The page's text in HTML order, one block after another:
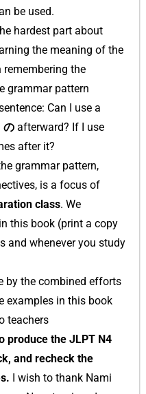
be used.
hardest part about
the meaning of the
the
grammar pattern
Can I use a
の afterward? If I use
after it?
grammar pattern,
is a focus of
class. We
this book (print a copy
and whenever you study
by the combined efforts
examples in this book
teachers
produce the JLPT N4
and recheck the
I wish to thank Nami